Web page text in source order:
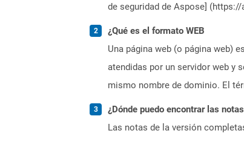
de seguridad de Aspose]
¿Qué es el formato WEB
Una página web (o página web)
atendidas por un servidor web y
mismo nombre de dominio. El
¿Dónde puedo encontrar las
Las notas de la versión